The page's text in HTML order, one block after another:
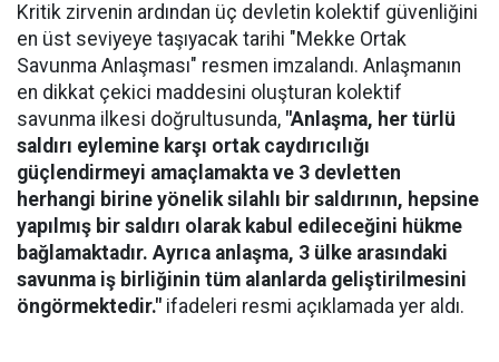
Kritik zirvenin ardından üç devletin kolektif güvenliğini
en üst seviyeye taşıyacak tarihi "Mekke Ortak
Savunma Anlaşması" resmen imzalandı. Anlaşmanın
en dikkat çekici maddesini oluşturan kolektif
savunma ilkesi doğrultusunda, "Anlaşma, her türlü
saldırı eylemine karşı ortak caydırıcılığı
güçlendirmeyi amaçlamakta ve 3 devletten
herhangi birine yönelik silahlı bir saldırının, hepsine
yapılmış bir saldırı olarak kabul edileceğini hükme
bağlamaktadır. Ayrıca anlaşma, 3 ülke arasındaki
savunma iş birliğinin tüm alanlarda geliştirilmesini
öngörmektedir." ifadeleri resmi açıklamada yer aldı.